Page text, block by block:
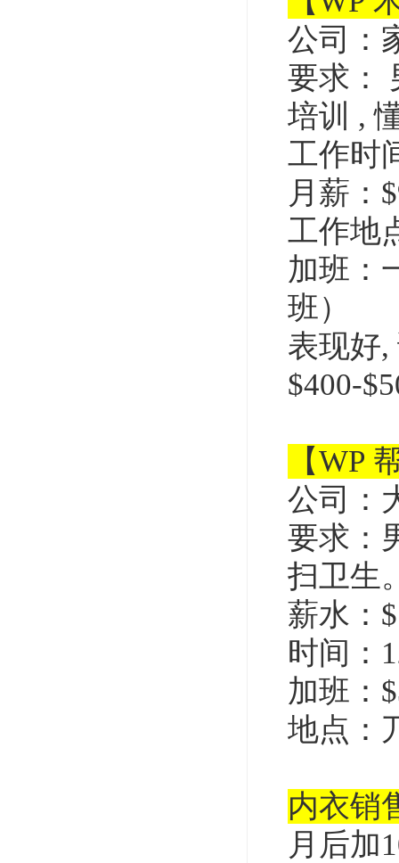
公司：
要求：
培训 ,
工作时
月薪：
工作地
加班：
班）
表现好,
$400-
【WP
公司：
要求：
扫卫生
薪水：
时间：
加班：
地点：
内衣销
月后加